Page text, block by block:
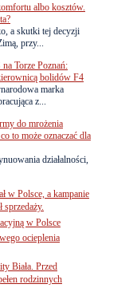
albo kosztów.
a skutki tej decyzji
przy...
Torze Poznań:
bolidów F4
marka
z...
do mrożenia
to może oznaczać dla
działalności,
w Polsce, a kampanie
sprzedaży.
w Polsce
ocieplenia
Biała. Przed
rodzinnych